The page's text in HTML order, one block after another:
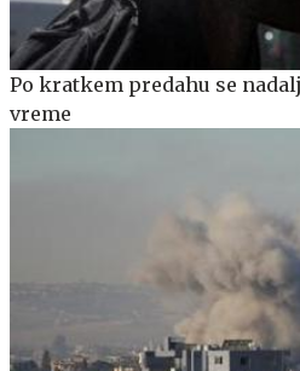
Po kratkem predahu se
vreme